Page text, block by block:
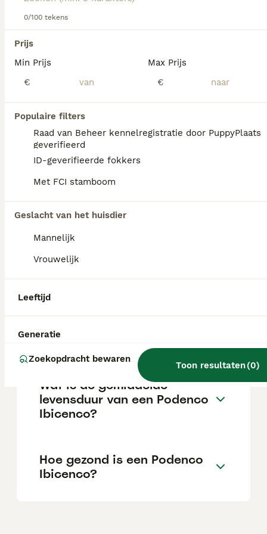
0/100 tekens
Prijs
Min Prijs
€
Max Prijs
€
Populaire filters
Raad van Beheer kennelregistratie door PuppyPlaats
geverifieerd
ID-geverifieerde fokkers
Met FCI stamboom
Geslacht van het huisdier
Mannelijk
Vrouwelijk
Leeftijd
Generatie
Zoekopdracht bewaren
Toon resultaten(0)
over dit hondenras.
We hebben 0 Podenco Ibicenco Honden ter
Als je toekomstige resultaten wil zien voor deze
exacte zoekopdracht, sla dan je zoekopdracht op en
FAQ's
van een Podenco Ibicenco
puppy?
Een Podenco Ibicenco pup vraagt een
Podenco Ibicenco?
Wat is de gemiddelde
levensduur van een Podenco
Ibicenco?
Hoe gezond is een Podenco
Ibicenco?